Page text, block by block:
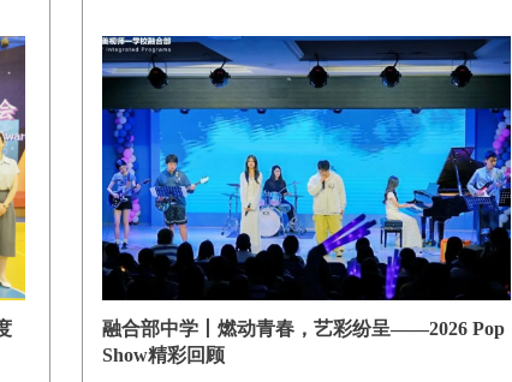
融合部中学丨燃动青春，艺彩纷呈——2026 Pop
Show精彩回顾